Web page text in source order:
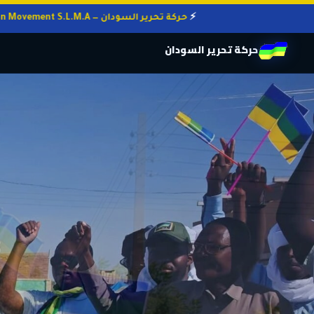
حركة تحرير السودان — Sudan Liberation Movement S.L.M.A
حركة تحرير السودان